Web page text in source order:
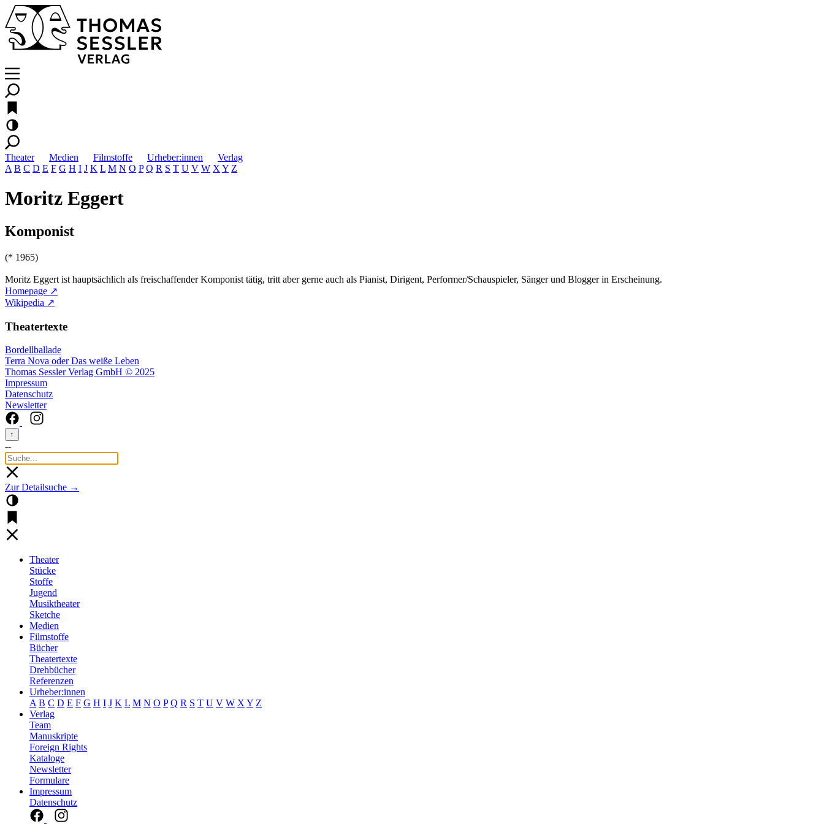
Theater Medien Filmstoffe Urheber:innen
Verlag
A B C D E F G H I J K L M N O P Q R S T U V W X Y Z
Moritz Eggert
Komponist
(* 1965)
Moritz Eggert ist hauptsächlich als freischaffender Komponist tätig, tritt aber gerne auch als Pianist, Dirigent, Performer/Schauspieler, Sänger und Blogger in Erscheinung.
Homepage ↗
Wikipedia ↗
Theatertexte
Bordellballade
Terra Nova oder Das weiße Leben
Thomas Sessler Verlag GmbH © 2025
Impressum
Datenschutz
Newsletter
↑
--
Zur Detailsuche →
Theater
Stücke
Stoffe
Jugend
Musiktheater
Sketche
Medien
Filmstoffe
Bücher
Theatertexte
Drehbücher
Referenzen
Urheber:innen
A B C D E F G H I J K L M N O P Q R S T U V W X Y Z
Verlag
Team
Manuskripte
Foreign Rights
Kataloge
Newsletter
Formulare
Impressum
Datenschutz